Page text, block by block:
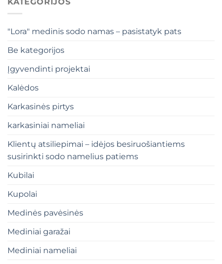
"Lora" medinis sodo namas – pasistatyk pats
Be kategorijos
Įgyvendinti projektai
Kalėdos
Karkasinės pirtys
karkasiniai nameliai
Klientų atsiliepimai – idėjos besiruošiantiems
susirinkti sodo namelius patiems
Kubilai
Kupolai
Medinės pavėsinės
Mediniai garažai
Mediniai nameliai